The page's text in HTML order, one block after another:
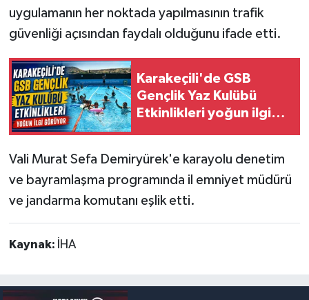
uygulamanın her noktada yapılmasının trafik
güvenliği açısından faydalı olduğunu ifade etti.
Karakeçili'de GSB
Gençlik Yaz Kulübü
Etkinlikleri yoğun ilgi
Vali Murat Sefa Demiryürek'e karayolu denetim
ve bayramlaşma programında il emniyet müdürü
ve jandarma komutanı eşlik etti.
Kaynak: İHA